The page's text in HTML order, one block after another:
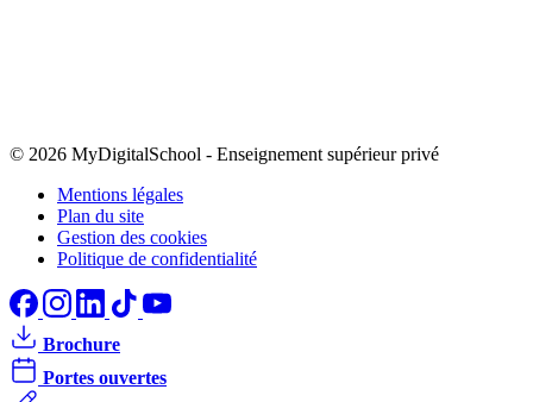
© 2026 MyDigitalSchool - Enseignement supérieur privé
Mentions légales
Plan du site
Gestion des cookies
Politique de confidentialité
Brochure
Portes ouvertes